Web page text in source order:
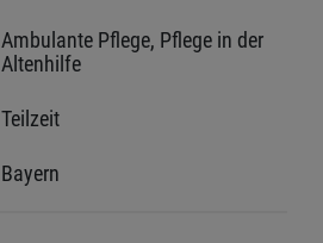
Ambulante Pflege, Pflege in der
Altenhilfe
Teilzeit
Bayern